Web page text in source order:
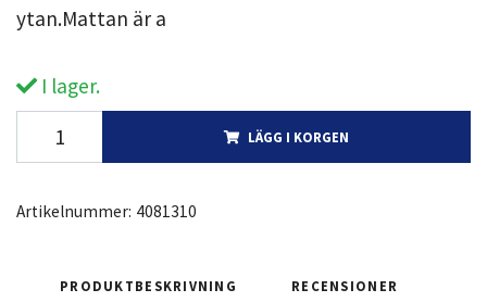
ytan.Mattan är a
I lager.
LÄGG I KORGEN
Artikelnummer: 4081310
PRODUKTBESKRIVNING RECENSIONER